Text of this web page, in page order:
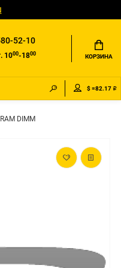
52-10
1000-1800 КОРЗИНА
$ =82.17 ₽
DIMM